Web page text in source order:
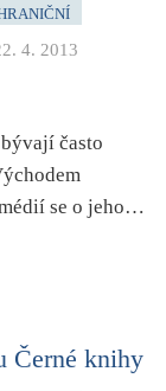
4. 2013
často
se o jeho…
Černé knihy